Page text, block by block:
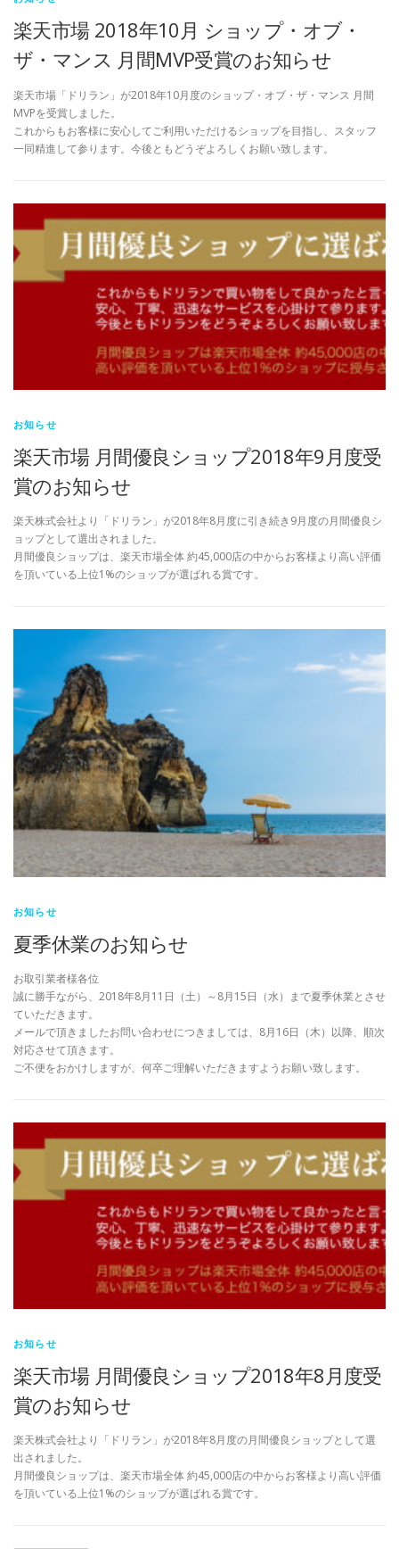
楽天市場 2018年10月 ショップ・オブ・
ザ・マンス 月間MVP受賞のお知らせ
楽天市場「ドリラン」が2018年10月度のショップ・オブ・ザ・マンス 月間
MVPを受賞しました。
これからもお客様に安心してご利用いただけるショップを目指し、スタッフ
一同精進して参ります。今後ともどうぞよろしくお願い致します。
お知らせ
楽天市場 月間優良ショップ2018年9月度受
賞のお知らせ
楽天株式会社より「ドリラン」が2018年8月度に引き続き9月度の月間優良シ
ョップとして選出されました。
月間優良ショップは、楽天市場全体 約45,000店の中からお客様より高い評価
を頂いている上位1%のショップが選ばれる賞です。
お知らせ
夏季休業のお知らせ
お取引業者様各位
誠に勝手ながら、2018年8月11日（土）～8月15日（水）まで夏季休業とさせ
ていただきます。
メールで頂きましたお問い合わせにつきましては、8月16日（木）以降、順次
対応させて頂きます。
ご不便をおかけしますが、何卒ご理解いただきますようお願い致します。
お知らせ
楽天市場 月間優良ショップ2018年8月度受
賞のお知らせ
楽天株式会社より「ドリラン」が2018年8月度の月間優良ショップとして選
出されました。
月間優良ショップは、楽天市場全体 約45,000店の中からお客様より高い評価
を頂いている上位1%のショップが選ばれる賞です。